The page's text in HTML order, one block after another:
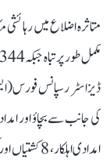
ڈیزاسٹر رسپانس فورس
امدادی